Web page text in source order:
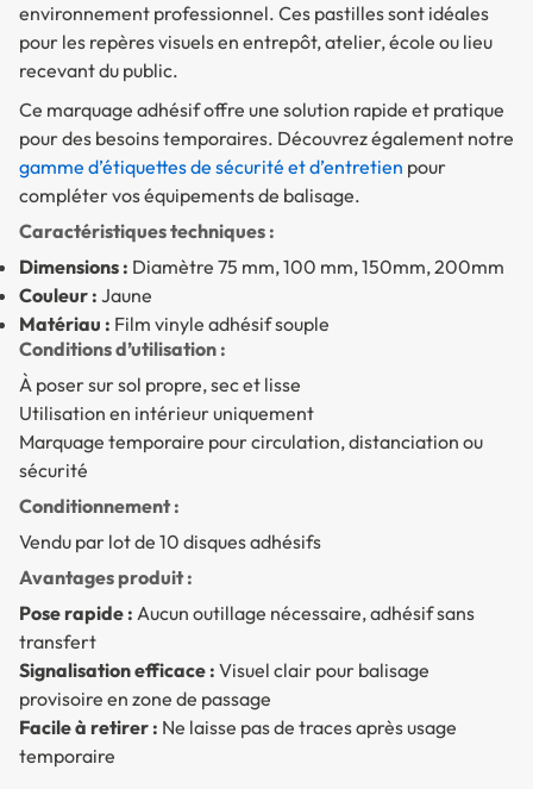
environnement professionnel. Ces pastilles sont idéales
pour les repères visuels en entrepôt, atelier, école ou lieu
recevant du public.
Ce marquage adhésif offre une solution rapide et pratique
pour des besoins temporaires. Découvrez également notre
gamme d’étiquettes de sécurité et d’entretien pour
compléter vos équipements de balisage.
Caractéristiques techniques :
Dimensions : Diamètre 75 mm, 100 mm, 150mm, 200mm
Couleur : Jaune
Matériau : Film vinyle adhésif souple
Conditions d’utilisation :
À poser sur sol propre, sec et lisse
Utilisation en intérieur uniquement
Marquage temporaire pour circulation, distanciation ou
sécurité
Conditionnement :
Vendu par lot de 10 disques adhésifs
Avantages produit :
Pose rapide : Aucun outillage nécessaire, adhésif sans
transfert
Signalisation efficace : Visuel clair pour balisage
provisoire en zone de passage
Facile à retirer : Ne laisse pas de traces après usage
temporaire